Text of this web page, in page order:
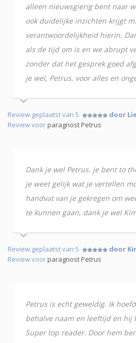
alleen nieuwsgierig bent naar
ook duidelijke inzichten krijgt
verantwoordelijkheid hierin.
als de tijd om is en we abrupt
zonder dat het gesprek goed
je wel, Petrus, voor alles en
Review geplaatst van 5
door
Review voorparagnost Petrus
Dank je wel Petrus. je bent to
je weet gelijk wat je vertellen
handvat van je gekregen om
te kunnen gaan, dank je wel
Review geplaatst van 5
door
Review voorparagnost Petrus
Petrus is echt geweldig. Ik
behalve naam en leeftijd en hij
Super top reader. Door hem